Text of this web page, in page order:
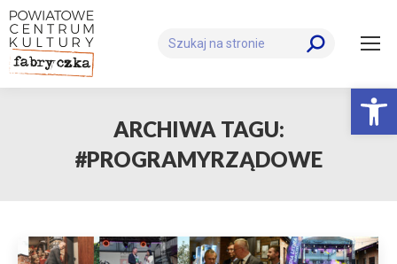
Szukaj:
ARCHIWA TAGU:
#PROGRAMYRZĄDOWE